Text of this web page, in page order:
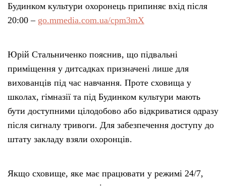
Будинком культури охоронець припиняє вхід після
20:00 – go.mmedia.com.ua/cpm3mX
Юрій Стальниченко пояснив, що підвальні
приміщення у дитсадках призначені лише для
вихованців під час навчання. Проте сховища у
школах, гімназії та під Будинком культури мають
бути доступними цілодобово або відкриватися одразу
після сигналу тривоги. Для забезпечення доступу до
штату закладу взяли охоронців.
Якщо сховище, яке має працювати у режимі 24/7,